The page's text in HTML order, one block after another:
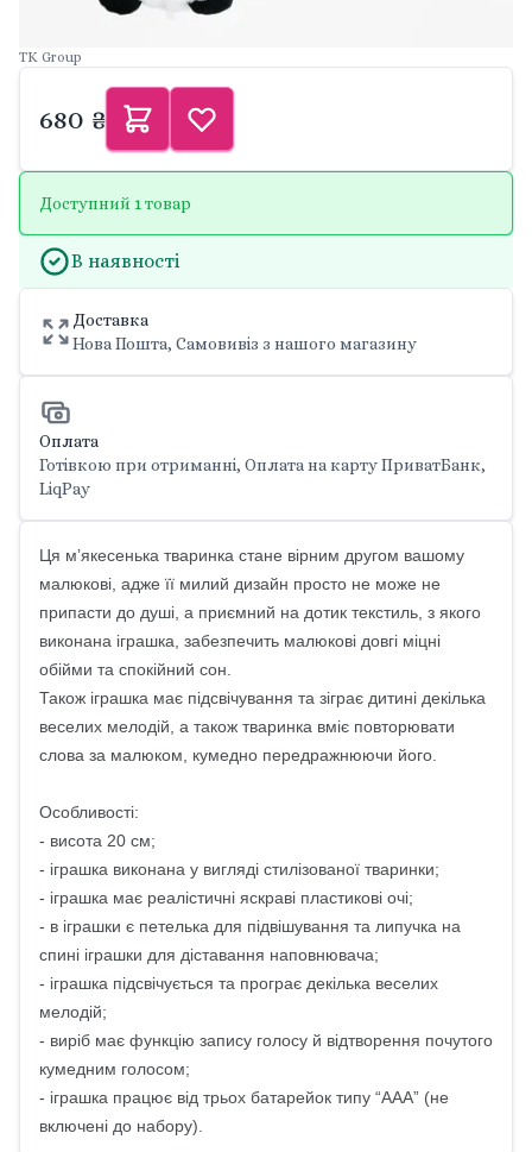
TK Group
680 ₴
Доступний 1 товар
В наявності
Доставка
Нова Пошта, Самовивіз з нашого магазину
Оплата
Готівкою при отриманні, Оплата на карту ПриватБанк,
LiqPay
Ця м’якесенька тваринка стане вірним другом вашому
малюкові, адже її милий дизайн просто не може не
припасти до душі, а приємний на дотик текстиль, з якого
виконана іграшка, забезпечить малюкові довгі міцні
обійми та спокійний сон.
Також іграшка має підсвічування та зіграє дитині декілька
веселих мелодій, а також тваринка вміє повторювати
слова за малюком, кумедно передражнюючи його.
Особливості:
- висота 20 см;
- іграшка виконана у вигляді стилізованої тваринки;
- іграшка має реалістичні яскраві пластикові очі;
- в іграшки є петелька для підвішування та липучка на
спині іграшки для діставання наповнювача;
- іграшка підсвічується та програє декілька веселих
мелодій;
- виріб має функцію запису голосу й відтворення почутого
кумедним голосом;
- іграшка працює від трьох батарейок типу “ААА” (не
включені до набору).